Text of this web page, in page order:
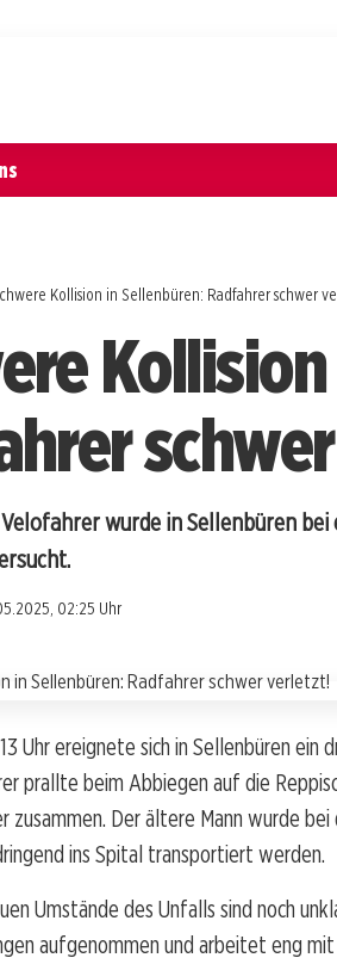
Kollision in Sellenbüren: Radfahrer schwer
wurde in Sellenbüren
02:25 Uhr
Uhr ereignete sich in Sellenbüren ein
prallte beim Abbiegen auf die
zusammen. Der ältere Mann wurde
ins Spital transportiert werden.
Umstände des Unfalls sind noch
aufgenommen und arbeitet eng